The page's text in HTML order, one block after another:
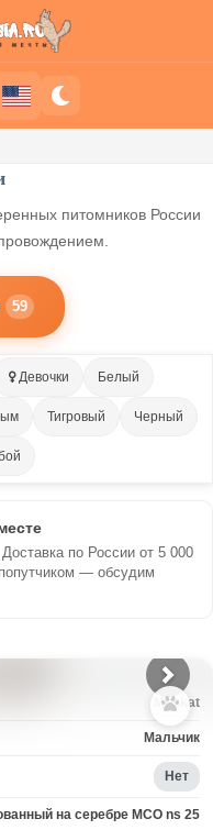
питомников России
59
Девочки Белый
Тигровый Черный
по России от 5 000
— обсудим
Muskat
Мальчик
Нет
на серебре MCO ns 25